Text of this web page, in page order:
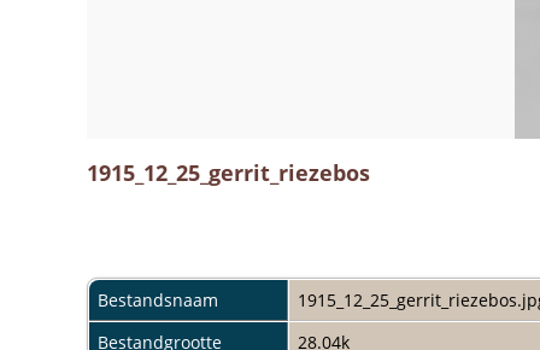
1915_12_25_gerrit_riezebos
Bestandsnaam
Bestandgrootte
28.04k